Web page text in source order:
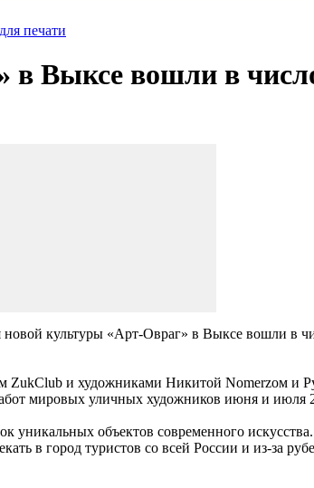
для печати
в Выксе вошли в
новой культуры «Арт-Овраг» в Выксе вошли
ZukClub и художниками Никитой Nomerzом и
мировых уличных художников июня и июля
уникальных объектов современного
в город туристов со всей России и из-за